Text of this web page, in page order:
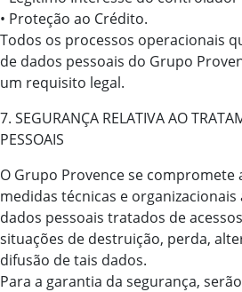
• Proteção ao Crédito.
Todos os processos operacionais
de dados pessoais do Grupo
um requisito legal.
7. SEGURANÇA RELATIVA AO
PESSOAIS
O Grupo Provence se compromete
medidas técnicas e
dados pessoais tratados de
situações de destruição, perda,
difusão de tais dados.
Para a garantia da segurança,